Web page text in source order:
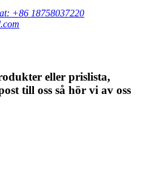
+86 18758037220
eller prislista,
till oss så hör vi av oss